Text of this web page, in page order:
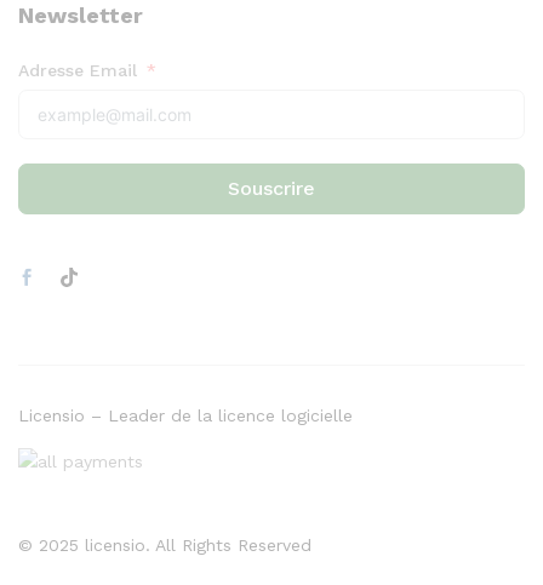
Newsletter
Adresse Email
Souscrire
© 2025 licensio. All Rights Reserved
Licensio – Leader de la licence logicielle